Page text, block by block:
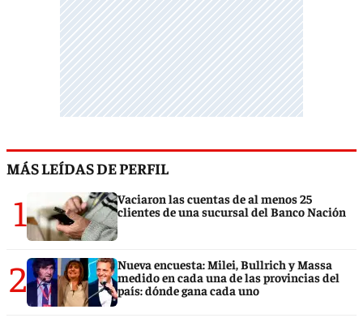
MÁS LEÍDAS DE PERFIL
1
Vaciaron las cuentas de al menos 25
clientes de una sucursal del Banco Nación
2
Nueva encuesta: Milei, Bullrich y Massa
medido en cada una de las provincias del
país: dónde gana cada uno